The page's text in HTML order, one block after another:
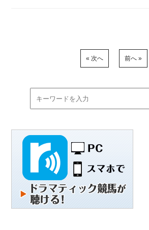
« 次へ 前へ »